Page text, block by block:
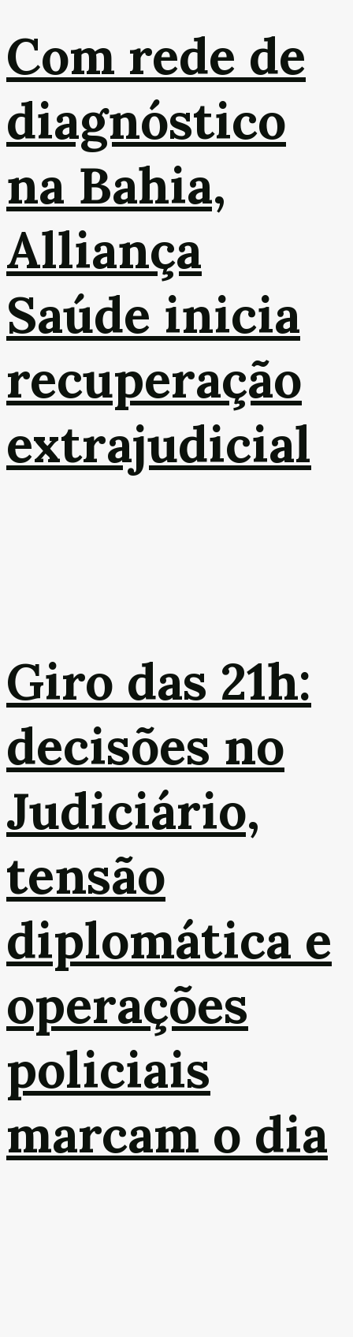
Com rede de
diagnóstico
na Bahia,
Alliança
Saúde inicia
recuperação
extrajudicial
Giro das 21h:
decisões no
Judiciário,
tensão
diplomática e
operações
policiais
marcam o dia